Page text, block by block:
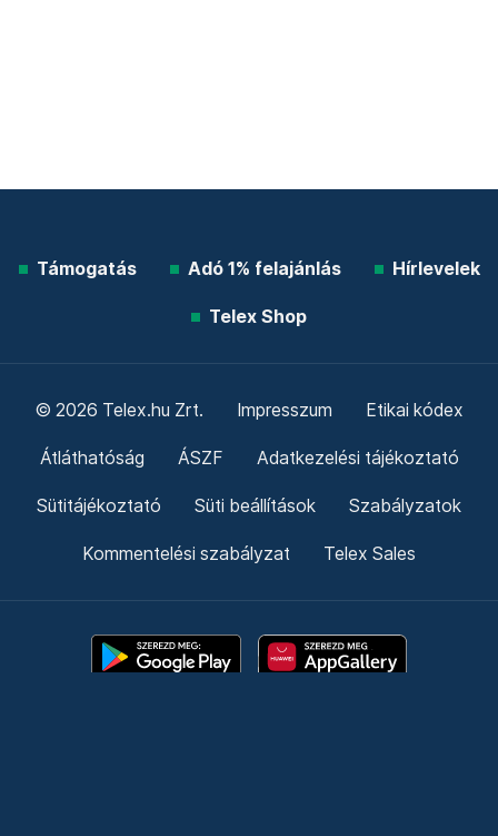
Támogatás Adó 1% felajánlás Hírlevelek
Telex Shop
© 2026 Telex.hu Zrt. Impresszum Etikai kódex
Átláthatóság ÁSZF Adatkezelési tájékoztató
Sütitájékoztató Süti beállítások Szabályzatok
Kommentelési szabályzat Telex Sales